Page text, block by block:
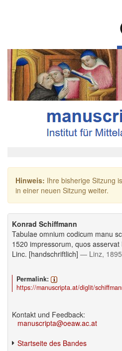
Hinweis: Ihre bisherige Sitzung
in einer neuen Sitzung weiter.
Konrad Schiffmann
Tabulae omnium codicum manu
1520 impressorum, quos
Linc. [handschriftlich] — Linz, 1895
Permalink:
https://manuscripta.at/diglit/
Kontakt und Feedback:
manuscripta@oeaw.ac.at
Startseite des Bandes